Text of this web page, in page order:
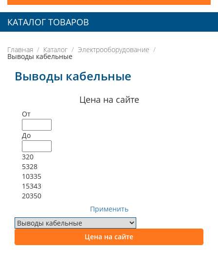
КАТАЛОГ ТОВАРОВ
Главная Каталог Электрооборудование
Выводы кабельные
Выводы кабельные
Цена на сайте
От
До
320
5328
10335
15343
20350
Применить
Цена на сайте